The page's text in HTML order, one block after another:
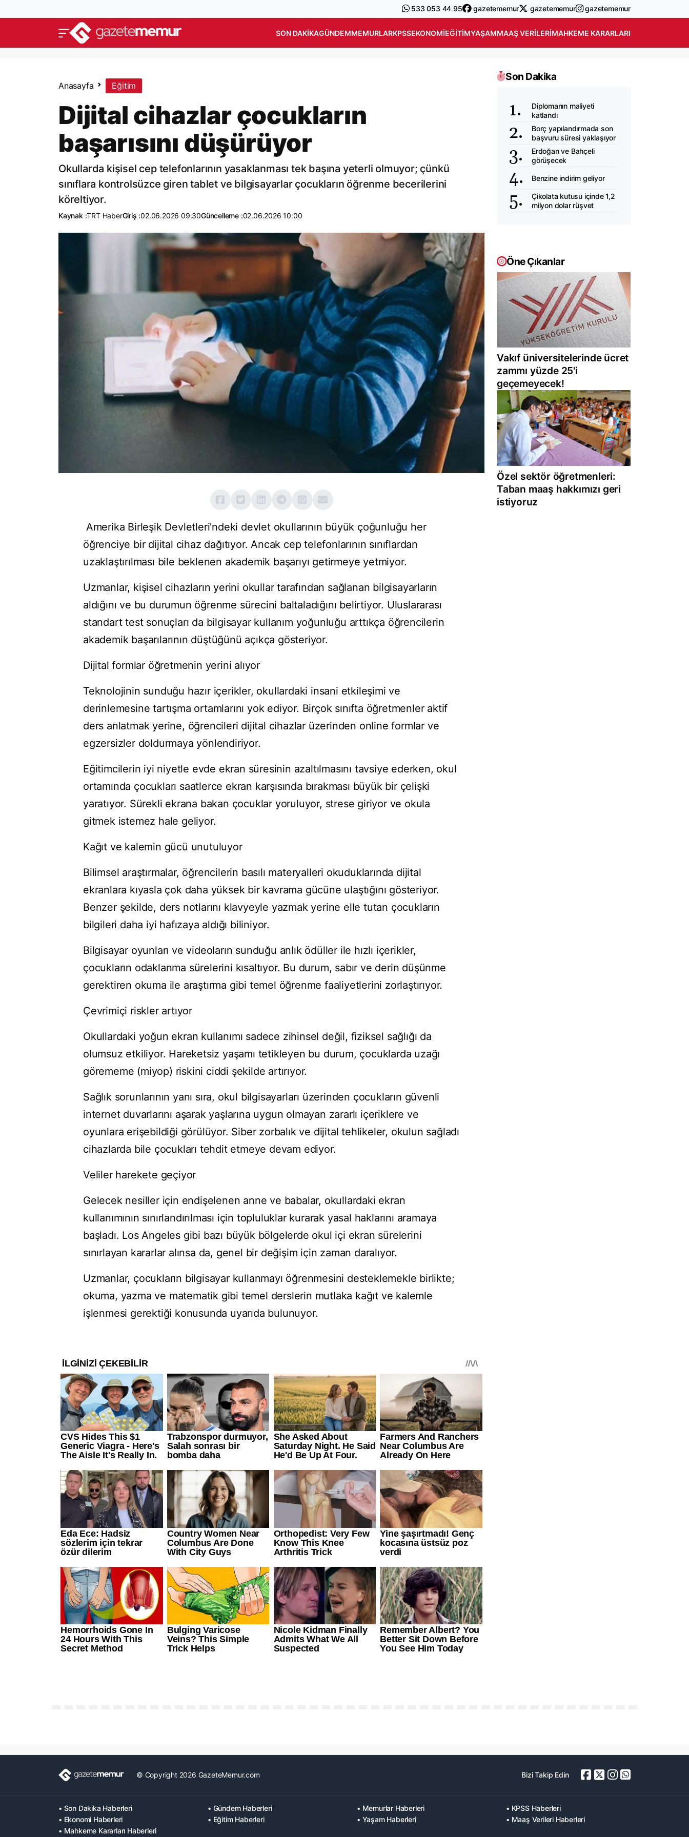
533 053 44 95 gazetememur gazetememur gazetememur
SON DAKIKAGÜNDEMMEMURLARKPSSEKONOMIEĞITIMYAŞAMMAAŞ VERILERIMAHKEME KARARLARI
Anasayfa Eğitim
Dijital cihazlar çocukların
başarısını düşürüyor
Okullarda kişisel cep telefonlarının yasaklanması tek başına yeterli olmuyor; çünkü
sınıflara kontrolsüzce giren tablet ve bilgisayarlar çocukların öğrenme becerilerini
köreltiyor.
Kaynak :TRT HaberGiriş :02.06.2026 09:30Güncelleme :02.06.2026 10:00
Amerika Birleşik Devletleri'ndeki devlet okullarının büyük çoğunluğu her
öğrenciye bir dijital cihaz dağıtıyor. Ancak cep telefonlarının sınıflardan
uzaklaştırılması bile beklenen akademik başarıyı getirmeye yetmiyor.
Uzmanlar, kişisel cihazların yerini okullar tarafından sağlanan bilgisayarların
aldığını ve bu durumun öğrenme sürecini baltaladığını belirtiyor. Uluslararası
standart test sonuçları da bilgisayar kullanım yoğunluğu arttıkça öğrencilerin
akademik başarılarının düştüğünü açıkça gösteriyor.
Dijital formlar öğretmenin yerini alıyor
Teknolojinin sunduğu hazır içerikler, okullardaki insani etkileşimi ve
derinlemesine tartışma ortamlarını yok ediyor. Birçok sınıfta öğretmenler aktif
ders anlatmak yerine, öğrencileri dijital cihazlar üzerinden online formlar ve
egzersizler doldurmaya yönlendiriyor.
Eğitimcilerin iyi niyetle evde ekran süresinin azaltılmasını tavsiye ederken, okul
ortamında çocukları saatlerce ekran karşısında bırakması büyük bir çelişki
yaratıyor. Sürekli ekrana bakan çocuklar yoruluyor, strese giriyor ve okula
gitmek istemez hale geliyor.
Kağıt ve kalemin gücü unutuluyor
Bilimsel araştırmalar, öğrencilerin basılı materyalleri okuduklarında dijital
ekranlara kıyasla çok daha yüksek bir kavrama gücüne ulaştığını gösteriyor.
Benzer şekilde, ders notlarını klavyeyle yazmak yerine elle tutan çocukların
bilgileri daha iyi hafızaya aldığı biliniyor.
Bilgisayar oyunları ve videoların sunduğu anlık ödüller ile hızlı içerikler,
çocukların odaklanma sürelerini kısaltıyor. Bu durum, sabır ve derin düşünme
gerektiren okuma ile araştırma gibi temel öğrenme faaliyetlerini zorlaştırıyor.
Çevrimiçi riskler artıyor
Okullardaki yoğun ekran kullanımı sadece zihinsel değil, fiziksel sağlığı da
olumsuz etkiliyor. Hareketsiz yaşamı tetikleyen bu durum, çocuklarda uzağı
görememe (miyop) riskini ciddi şekilde artırıyor.
Sağlık sorunlarının yanı sıra, okul bilgisayarları üzerinden çocukların güvenli
internet duvarlarını aşarak yaşlarına uygun olmayan zararlı içeriklere ve
oyunlara erişebildiği görülüyor. Siber zorbalık ve dijital tehlikeler, okulun sağladı
cihazlarda bile çocukları tehdit etmeye devam ediyor.
Veliler harekete geçiyor
Gelecek nesiller için endişelenen anne ve babalar, okullardaki ekran
kullanımının sınırlandırılması için topluluklar kurarak yasal haklarını aramaya
başladı. Los Angeles gibi bazı büyük bölgelerde okul içi ekran sürelerini
sınırlayan kararlar alınsa da, genel bir değişim için zaman daralıyor.
Uzmanlar, çocukların bilgisayar kullanmayı öğrenmesini desteklemekle birlikte;
okuma, yazma ve matematik gibi temel derslerin mutlaka kağıt ve kalemle
işlenmesi gerektiği konusunda uyarıda bulunuyor.
Son Dakika
Diplomanın maliyeti
katlandı
Borç yapılandırmada son
başvuru süresi yaklaşıyor
Erdoğan ve Bahçeli
görüşecek
Benzine indirim geliyor
Çikolata kutusu içinde 1,2
milyon dolar rüşvet
Öne Çıkanlar
Vakıf üniversitelerinde ücret
zammı yüzde 25'i
geçemeyecek!
Özel sektör öğretmenleri:
Taban maaş hakkımızı geri
istiyoruz
© Copyright 2026 GazeteMemur.com Bizi Takip Edin
• Son Dakika Haberleri • Gündem Haberleri • Memurlar Haberleri
• KPSS Haberleri
• Ekonomi Haberleri
• Eğitim Haberleri • Yaşam Haberleri
• Maaş Verileri Haberleri
• Mahkeme Kararları Haberleri